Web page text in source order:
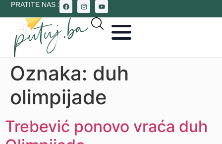
PRATITE NAS :
Oznaka: duh
olimpijade
Trebević ponovo vraća duh